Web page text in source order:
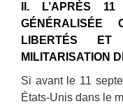
II. L’APRÈS
LIBERTÉS
MILITARISATION
Si avant le 11
États-Unis dans le